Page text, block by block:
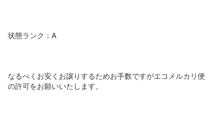
状態ランク：A
なるべくお安くお譲りするためお手数ですがエコメルカリ便
の許可をお願いいたします。